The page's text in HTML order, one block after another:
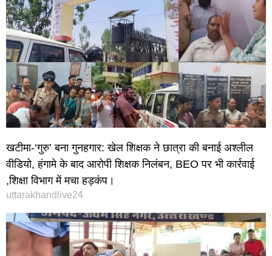
खटीमा-‘गुरु’ बना गुनहगार: खेल शिक्षक ने छात्रा की बनाई अश्लील
वीडियो, हंगामे के बाद आरोपी शिक्षक निलंबन, BEO पर भी कार्रवाई
,शिक्षा विभाग में मचा हड़कंप।
uttarakhandlive24